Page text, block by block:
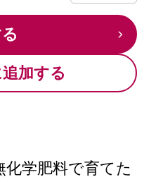
加する
化学肥料で育てた